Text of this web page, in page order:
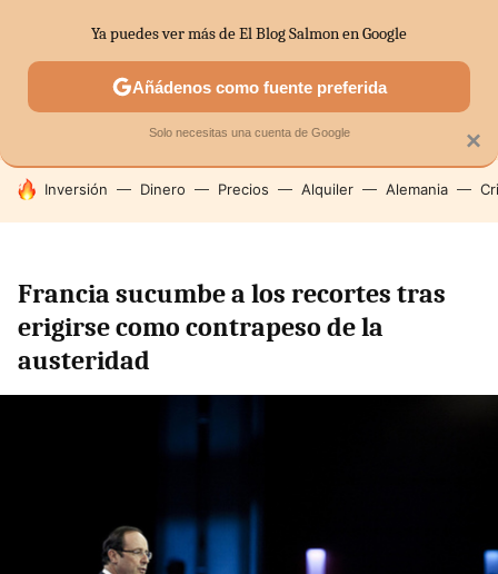
SECTORES ECONOMÍA DOMÉSTICA MERCADOS
HOY SE HABLA DE
Inversión Dinero Precios Alquiler Alemania
Francia sucumbe a los recortes tras
erigirse como contrapeso de la
austeridad
×
Ya puedes ver más de El Blog Salmon en Google
Añádenos como fuente preferida
Solo necesitas una cuenta de Google